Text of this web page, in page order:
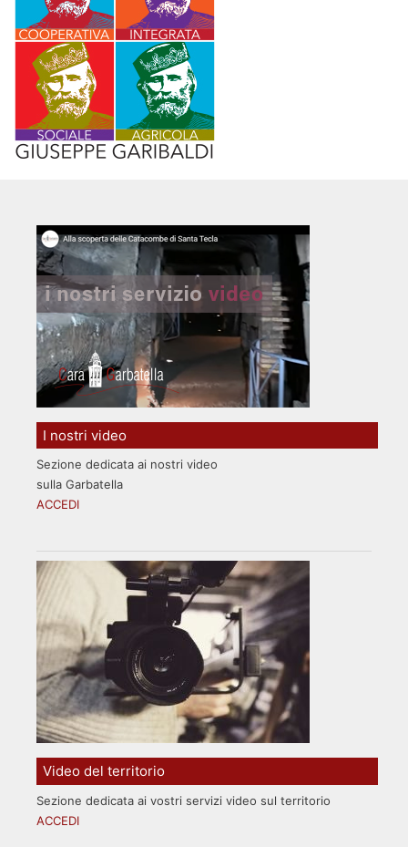
I nostri video
Sezione dedicata ai nostri video
sulla Garbatella
ACCEDI
Video del territorio
Sezione dedicata ai vostri servizi video sul territorio
ACCEDI